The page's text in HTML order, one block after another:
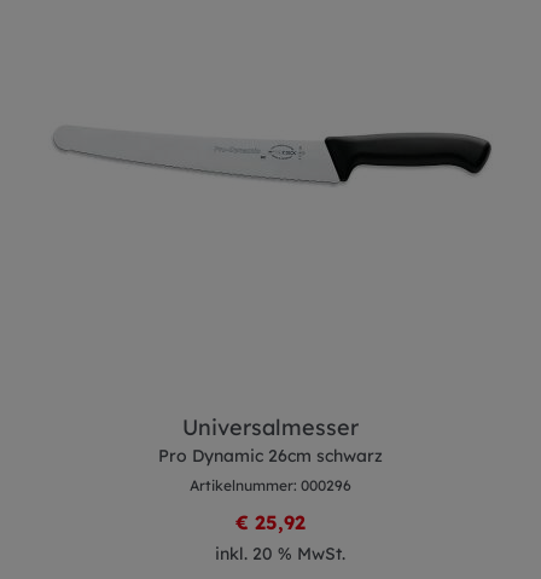
Universalmesser
Pro Dynamic 26cm schwarz
Artikelnummer: 000296
€ 25,92
inkl. 20 % MwSt.